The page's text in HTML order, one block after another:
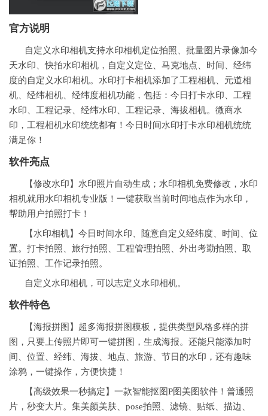
官方说明
自定义水印相机支持水印相机定位拍照、批量图片录像加今
天水印、快拍水印相机，自定义定位、马克地点、时间、经纬
度的自定义水印相机。水印打卡相机添加了工程相机、元道相
机、经纬相机、经纬度相机功能，包括：今日打卡水印、工程
水印、工程记录、经纬水印、工程记录、海拔相机。微商水
印，工程相机水印统统都有！今日时间水印打卡水印相机统统
满足你！
软件亮点
【修改水印】水印照片自动生成；水印相机免费修改，水印
相机就用水印相机专业版！一键获取当前时间地点作为水印，
帮助用户拍照打卡！
【水印相机】今日时间水印、随意自定义经纬度、时间、 位
置。打卡拍照、旅行拍照、工程管理拍照、外出考勤拍照、取
证拍照、工作记录拍照。
自定义水印相机，可以志定义水印相机。
软件特色
【海报拼图】超多海报拼图模板，提供类型风格多样的拼
图，只要上传照片即可一键拼图，生成海报。还能只能添加时
间、位置、经纬、海拔、地点、旅游、节日的水印，还有趣味
涂鸦，一键操作，方便快捷！
【高级效果一秒搞定】一款智能抠图P图美图软件！普通照
片，秒变大片。集美颜美肤、pose拍照、滤镜、贴纸、描边、